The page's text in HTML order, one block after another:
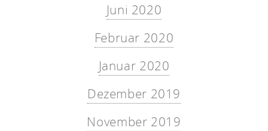
Juni 2020
Februar 2020
Januar 2020
Dezember 2019
November 2019